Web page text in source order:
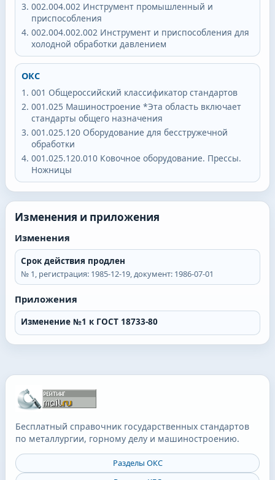
002.004.002 Инструмент промышленный и
приспособления
002.004.002.002 Инструмент и приспособления для
холодной обработки давлением
ОКС
001 Общероссийский классификатор стандартов
001.025 Машиностроение *Эта область включает
стандарты общего назначения
001.025.120 Оборудование для бесстружечной
обработки
001.025.120.010 Ковочное оборудование. Прессы.
Ножницы
Изменения и приложения
Изменения
Срок действия продлен
№ 1, регистрация: 1985-12-19, документ: 1986-07-01
Приложения
Изменение №1 к ГОСТ 18733-80
Бесплатный справочник государственных стандартов
по металлургии, горному делу и машиностроению.
Разделы ОКС